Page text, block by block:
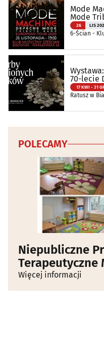
Mode
Mode
26 LIS
6-Ścian -
70-lecie
17 KWI - 31
Ratusz w
POLECAMY
Niepubliczne
Terapeutyczne
Więcej informacji